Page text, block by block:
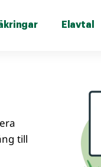
Elavtal
till